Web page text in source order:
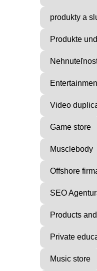
produkty a
Produkte
Video
Game store
Musclebody
Offshore
SEO
Products
Private
Music store